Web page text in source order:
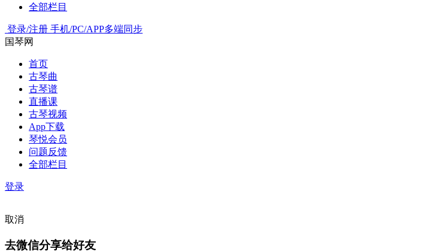
全部栏目
登录/注册 手机/PC/APP多端同步
国琴网
首页
古琴曲
古琴谱
直播课
古琴视频
App下载
琴悦会员
问题反馈
全部栏目
登录
取消
去微信分享给好友